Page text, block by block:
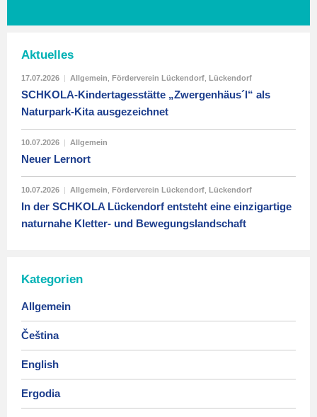
Aktuelles
17.07.2026 | Allgemein Förderverein Lückendorf Lückendorf
SCHKOLA-Kindertagesstätte „Zwergenhäus´l“ als
Naturpark-Kita ausgezeichnet
10.07.2026 | Allgemein
Neuer Lernort
10.07.2026 | Allgemein Förderverein Lückendorf Lückendorf
In der SCHKOLA Lückendorf entsteht eine einzigartige
naturnahe Kletter- und Bewegungslandschaft
Kategorien
Allgemein
Čeština
English
Ergodia